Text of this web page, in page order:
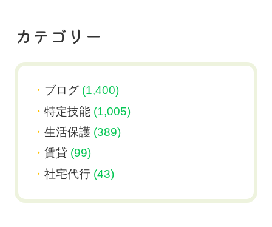
カテゴリー
ブログ(1,400)
特定技能(1,005)
生活保護 (389)
賃貸 (99)
社宅代行(43)